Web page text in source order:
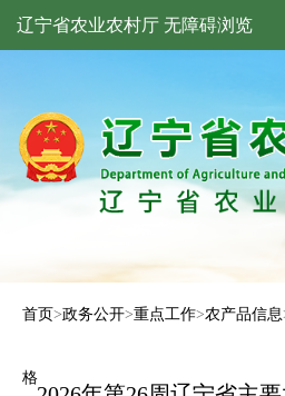
辽宁省农业农村厅 无障碍浏览
首页>政务公开>重点工作>农产品信息
格